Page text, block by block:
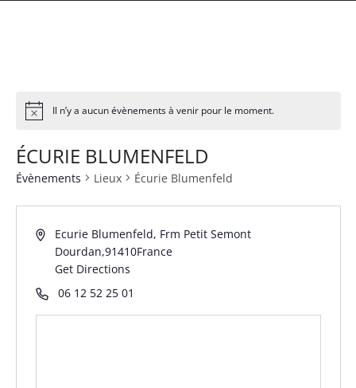
Il n’y a aucun évènements à venir pour le moment.
ÉCURIE BLUMENFELD
Évènements Lieux Écurie Blumenfeld
Ecurie Blumenfeld, Frm Petit Semont
Dourdan,91410France
Get Directions
06 12 52 25 01